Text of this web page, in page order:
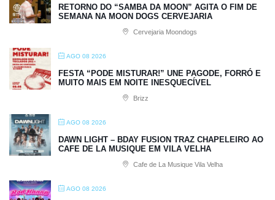
RETORNO DO “SAMBA DA MOON” AGITA O FIM DE
SEMANA NA MOON DOGS CERVEJARIA
Cervejaria Moondogs
AGO 08 2026
FESTA “PODE MISTURAR!” UNE PAGODE, FORRÓ E
MUITO MAIS EM NOITE INESQUECÍVEL
Brizz
AGO 08 2026
DAWN LIGHT – BDAY FUSION TRAZ CHAPELEIRO AO
CAFE DE LA MUSIQUE EM VILA VELHA
Cafe de La Musique Vila Velha
AGO 08 2026